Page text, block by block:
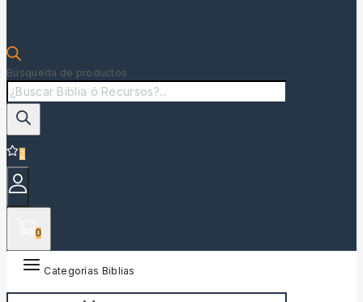
Búsqueda de productos
2
0
Categorías Biblias